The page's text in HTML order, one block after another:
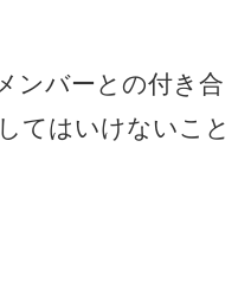
ンバーとの付き合
てはいけないこと